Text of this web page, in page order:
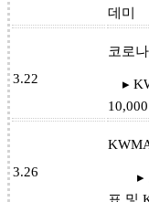
데미
3.22
코로
▸
3.26
▸ 코